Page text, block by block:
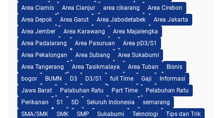
Area Ciamis
Area Cianjur area cikarang
Area Cirebon
Area Depok
Area Garut Area Jabodetabek
Area Jakarta
Area Jember
Area Karawang
Area Majalengka
Area Padalarang
Area Pasuruan
Area pD3/S1
Area Pekalongan
Area Subang
Area Sukabumi
Area Tangerang
Area Tasikmalaya Area Tuban
Bisnis
bogor
BUMN D3 D3/S1 full Time Gaji
Informasi
Jawa Barat
Palabuhan Ratu Part Time
Pelabuhan Ratu
Perikanan
S1 SD Seluruh Indonesia
semarang
SMA/SMK
SMK SMP Sukabumi Teknologi
Tips dan Trik